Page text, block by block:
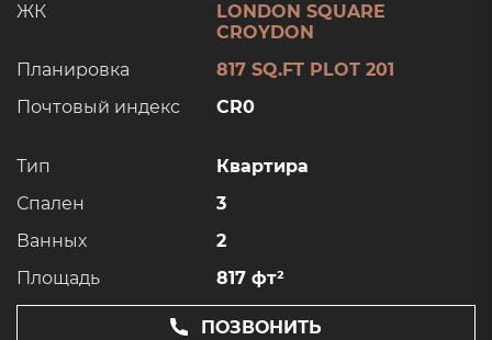
ЖК
LONDON SQUARE
CROYDON
Планировка
817 SQ.FT PLOT 201
Почтовый индекс
CR0
Тип
Квартира
Спален
3
Ванных
2
Площадь
817 фт²
ПОЗВОНИТЬ